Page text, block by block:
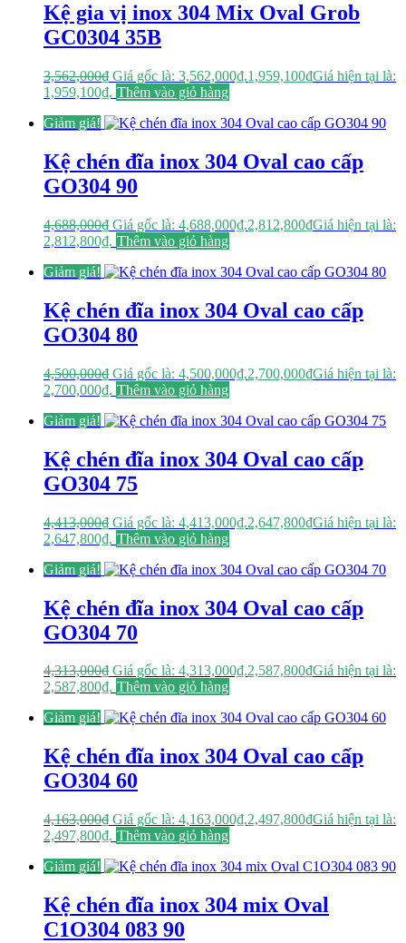
Kệ gia vị inox 304 Mix Oval Grob
GC0304 35B
3,562,000₫ Giá gốc là: 3,562,000₫.1,959,100₫Giá hiện tại là:
1,959,100₫. Thêm vào giỏ hàng
Giảm giá!
Kệ chén đĩa inox 304 Oval cao cấp
GO304 90
4,688,000₫ Giá gốc là: 4,688,000₫.2,812,800₫Giá hiện tại là:
2,812,800₫. Thêm vào giỏ hàng
Giảm giá!
Kệ chén đĩa inox 304 Oval cao cấp
GO304 80
4,500,000₫ Giá gốc là: 4,500,000₫.2,700,000₫Giá hiện tại là:
2,700,000₫. Thêm vào giỏ hàng
Giảm giá!
Kệ chén đĩa inox 304 Oval cao cấp
GO304 75
4,413,000₫ Giá gốc là: 4,413,000₫.2,647,800₫Giá hiện tại là:
2,647,800₫. Thêm vào giỏ hàng
Giảm giá!
Kệ chén đĩa inox 304 Oval cao cấp
GO304 70
4,313,000₫ Giá gốc là: 4,313,000₫.2,587,800₫Giá hiện tại là:
2,587,800₫. Thêm vào giỏ hàng
Giảm giá!
Kệ chén đĩa inox 304 Oval cao cấp
GO304 60
4,163,000₫ Giá gốc là: 4,163,000₫.2,497,800₫Giá hiện tại là:
2,497,800₫. Thêm vào giỏ hàng
Giảm giá!
Kệ chén đĩa inox 304 mix Oval
C1O304 083 90